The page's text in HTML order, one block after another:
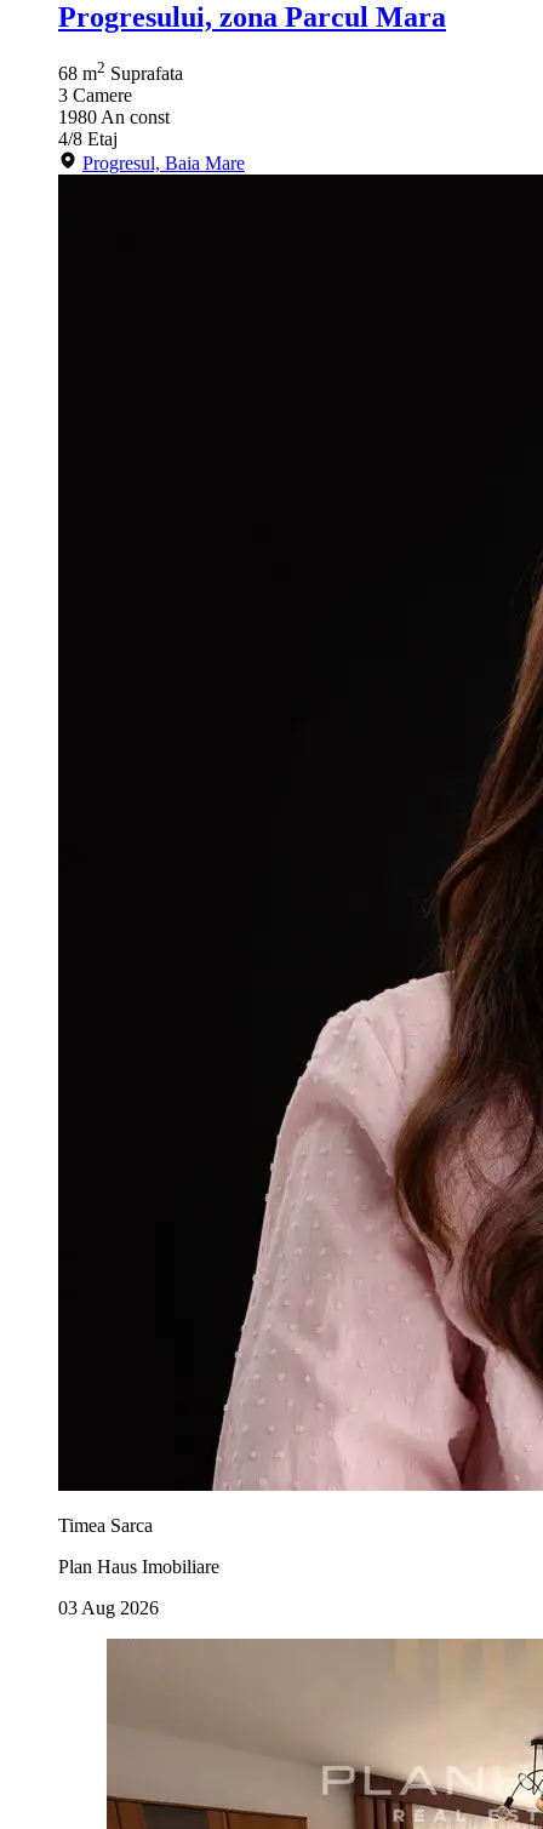
Progresului, zona Parcul Mara
68 m2 Suprafata
3 Camere
1980 An const
4/8 Etaj
Progresul, Baia Mare
Timea Sarca
Plan Haus Imobiliare
03 Aug 2026